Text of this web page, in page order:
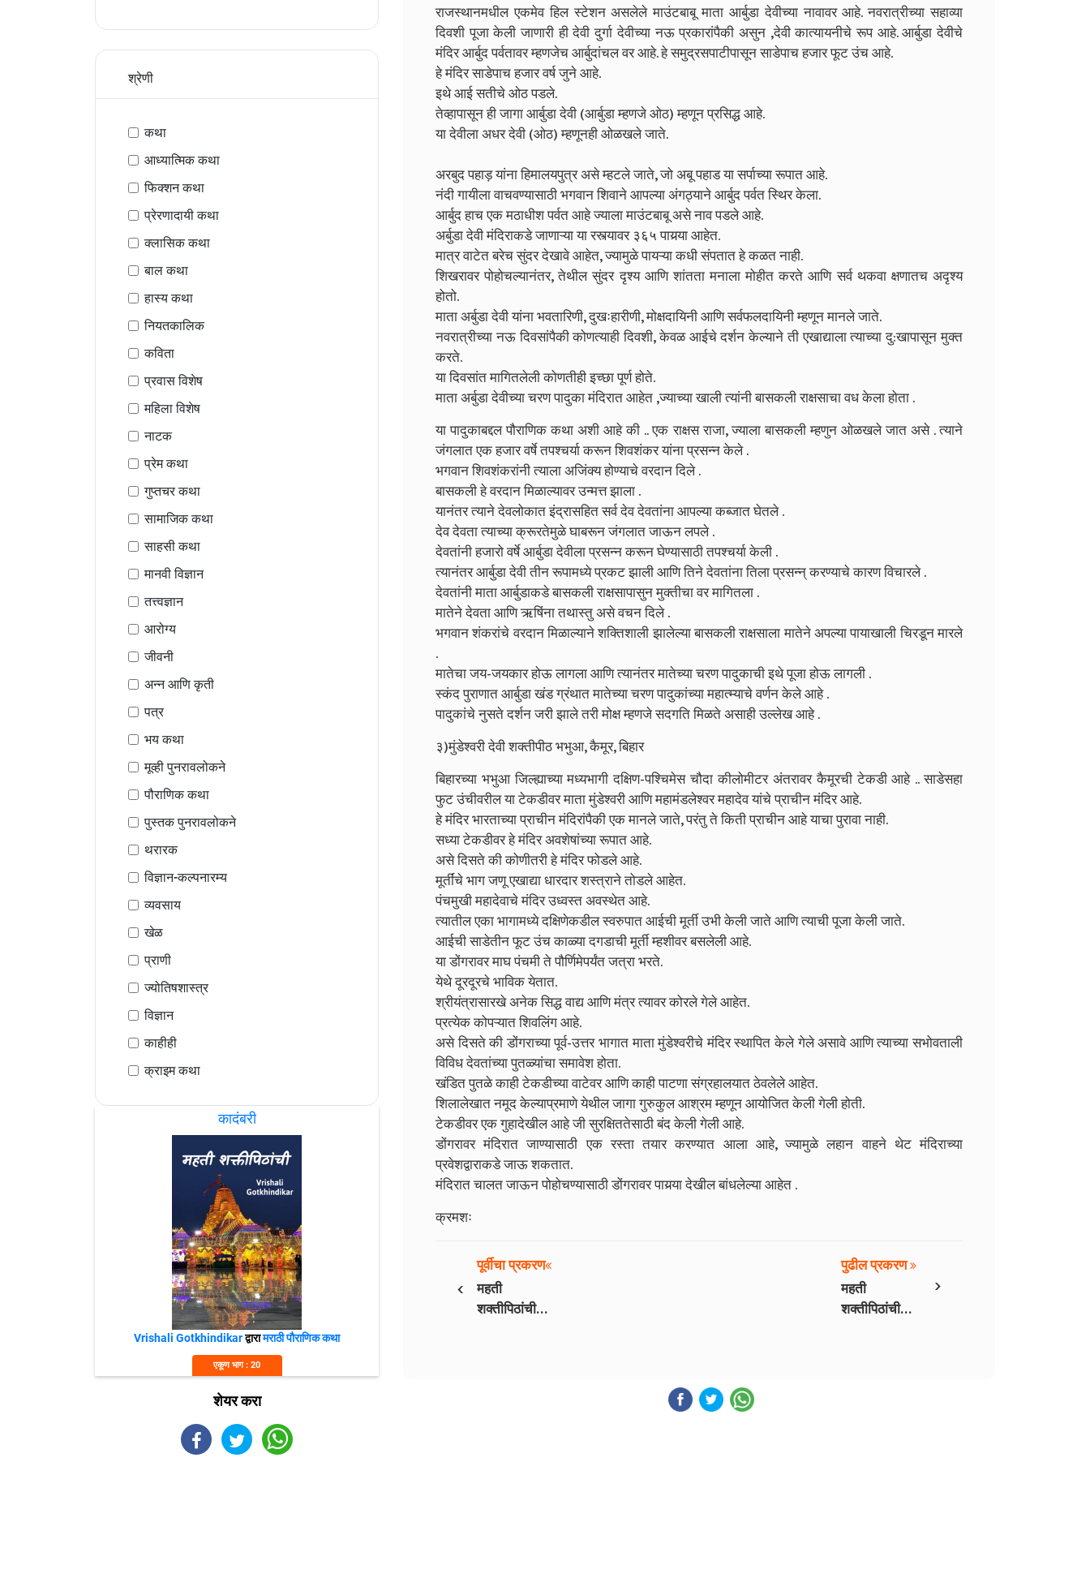
श्रेणी
कथा
आध्यात्मिक कथा
फिक्शन कथा
प्रेरणादायी कथा
क्लासिक कथा
बाल कथा
हास्य कथा
नियतकालिक
कविता
प्रवास विशेष
महिला विशेष
नाटक
प्रेम कथा
गुप्तचर कथा
सामाजिक कथा
साहसी कथा
मानवी विज्ञान
तत्त्वज्ञान
आरोग्य
जीवनी
अन्न आणि कृती
पत्र
भय कथा
मूव्ही पुनरावलोकने
पौराणिक कथा
पुस्तक पुनरावलोकने
थरारक
विज्ञान-कल्पनारम्य
व्यवसाय
खेळ
प्राणी
ज्योतिषशास्त्र
विज्ञान
काहीही
क्राइम कथा
कादंबरी
Vrishali Gotkhindikarद्वारामराठी पौराणिक कथा
एकूण भाग : 20
शेयर करा
राजस्थानमधील एकमेव हिल स्टेशन असलेले माउंटबाबू माता आर्बुडा देवीच्या नावावर आहे.नवरात्रीच्या सहाव्या
दिवशी पूजा केली जाणारी ही देवी दुर्गा देवीच्या नऊ प्रकारांपैकी असुन ,देवी कात्यायनीचे रूप आहे. आर्बुडा देवीचे
मंदिर आर्बुद पर्वतावर म्हणजेच आर्बुदांचल वर आहे.हे समुद्रसपाटीपासून साडेपाच हजार फूट उंच आहे.
हे मंदिर साडेपाच हजार वर्ष जुने आहे.
इथे आई सतीचे ओठ पडले.
तेव्हापासून ही जागा आर्बुडा देवी (आर्बुडा म्हणजे ओठ) म्हणून प्रसिद्ध आहे.
या देवीला अधर देवी (ओठ) म्हणूनही ओळखले जाते.
अरबुद पहाड़ यांना हिमालयपुत्र असे म्हटले जाते, जो अबू पहाड या सर्पाच्या रूपात आहे.
नंदी गायीला वाचवण्यासाठी भगवान शिवाने आपल्या अंगठ्याने आर्बुद पर्वत स्थिर केला.
आर्बुद हाच एक मठाधीश पर्वत आहे ज्याला माउंटबाबू असे नाव पडले आहे.
अर्बुडा देवी मंदिराकडे जाणाऱ्या या रस्त्यावर ३६५ पायर्‍या आहेत.
मात्र वाटेत बरेच सुंदर देखावे आहेत, ज्यामुळे पायऱ्या कधी संपतात हे कळत नाही.
शिखरावर पोहोचल्यानंतर, तेथील सुंदर दृश्य आणि शांतता मनाला मोहीत करते आणि सर्व थकवा क्षणातच अदृश्य
होतो.
माता अर्बुडा देवी यांना भवतारिणी, दुखःहारीणी, मोक्षदायिनी आणि सर्वफलदायिनी म्हणून मानले जाते.
नवरात्रीच्या नऊ दिवसांपैकी कोणत्याही दिवशी, केवळ आईचे दर्शन केल्याने ती एखाद्याला त्याच्या दु:खापासून मुक्त
करते.
या दिवसांत मागितलेली कोणतीही इच्छा पूर्ण होते.
माता अर्बुडा देवीच्या चरण पादुका मंदिरात आहेत ,ज्याच्या खाली त्यांनी बासकली राक्षसाचा वध केला होता .
या पादुकाबद्दल पौराणिक कथा अशी आहे की ..एक राक्षस राजा, ज्याला बासकली म्हणुन ओळखले जात असे .त्याने
जंगलात एक हजार वर्षे तपश्चर्या करून शिवशंकर यांना प्रसन्न केले .
भगवान शिवशंकरांनी त्याला अजिंक्य होण्याचे वरदान दिले .
बासकली हे वरदान मिळाल्यावर उन्मत्त झाला .
यानंतर त्याने देवलोकात इंद्रासहित सर्व देव देवतांना आपल्या कब्जात घेतले .
देव देवता त्याच्या क्रूरतेमुळे घाबरून जंगलात जाऊन लपले .
देवतांनी हजारो वर्षे आर्बुडा देवीला प्रसन्न करून घेण्यासाठी तपश्चर्या केली .
त्यानंतर आर्बुडा देवी तीन रूपामध्ये प्रकट झाली आणि तिने देवतांना तिला प्रसन्न् करण्याचे कारण विचारले .
देवतांनी माता आर्बुडाकडे बासकली राक्षसापासुन मुक्तीचा वर मागितला .
मातेने देवता आणि ऋषिंना तथास्तु असे वचन दिले .
भगवान शंकरांचे वरदान मिळाल्याने शक्तिशाली झालेल्या बासकली राक्षसाला मातेने अपल्या पायाखाली चिरडून मारले
.
मातेचा जय-जयकार होऊ लागला आणि त्यानंतर मातेच्या चरण पादुकाची इथे पूजा होऊ लागली .
स्कंद पुराणात आर्बुडा खंड ग्रंथात मातेच्या चरण पादुकांच्या महात्म्याचे वर्णन केले आहे .
पादुकांचे नुसते दर्शन जरी झाले तरी मोक्ष म्हणजे सदगति मिळते असाही उल्लेख आहे .
३)मुंडेश्वरी देवी शक्तीपीठ भभुआ, कैमूर, बिहार
बिहारच्या भभुआ जिल्ह्याच्या मध्यभागी दक्षिण-पश्चिमेस चौदा कीलोमीटर अंतरावर कैमूरची टेकडी आहे ..साडेसहा
फुट उंचीवरील या टेकडीवर माता मुंडेश्वरी आणि महामंडलेश्वर महादेव यांचे प्राचीन मंदिर आहे.
हे मंदिर भारताच्या प्राचीन मंदिरांपैकी एक मानले जाते, परंतु ते किती प्राचीन आहे याचा पुरावा नाही.
सध्या टेकडीवर हे मंदिर अवशेषांच्या रूपात आहे.
असे दिसते की कोणीतरी हे मंदिर फोडले आहे.
मूर्तींचे भाग जणू एखाद्या धारदार शस्त्राने तोडले आहेत.
पंचमुखी महादेवाचे मंदिर उध्वस्त अवस्थेत आहे.
त्यातील एका भागामध्ये दक्षिणेकडील स्वरुपात आईची मूर्ती उभी केली जाते आणि त्याची पूजा केली जाते.
आईची साडेतीन फूट उंच काळ्या दगडाची मूर्ती म्हशीवर बसलेली आहे.
या डोंगरावर माघ पंचमी ते पौर्णिमेपर्यंत जत्रा भरते.
येथे दूरदूरचे भाविक येतात.
श्रीयंत्रासारखे अनेक सिद्ध वाद्य आणि मंत्र त्यावर कोरले गेले आहेत.
प्रत्येक कोपऱ्यात शिवलिंग आहे.
असे दिसते की डोंगराच्या पूर्व-उत्तर भागात माता मुंडेश्वरीचे मंदिर स्थापित केले गेले असावे आणि त्याच्या सभोवताली
विविध देवतांच्या पुतळ्यांचा समावेश होता.
खंडित पुतळे काही टेकडीच्या वाटेवर आणि काही पाटणा संग्रहालयात ठेवलेले आहेत.
शिलालेखात नमूद केल्याप्रमाणे येथील जागा गुरुकुल आश्रम म्हणून आयोजित केली गेली होती.
टेकडीवर एक गुहादेखील आहे जी सुरक्षिततेसाठी बंद केली गेली आहे.
डोंगरावर मंदिरात जाण्यासाठी एक रस्ता तयार करण्यात आला आहे, ज्यामुळे लहान वाहने थेट मंदिराच्या
प्रवेशद्वाराकडे जाऊ शकतात.
मंदिरात चालत जाऊन पोहोचण्यासाठी डोंगरावर पायर्‍या देखील बांधलेल्या आहेत .
क्रमशः
‹
पूर्वीचा प्रकरण
महती
शक्तीपिठांची
›
पुढील प्रकरण
महती
शक्तीपिठांची